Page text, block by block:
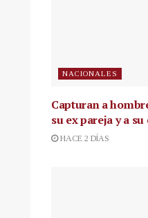
NACIONALES
Capturan a
su ex pareja y a
HACE 2 DÍAS